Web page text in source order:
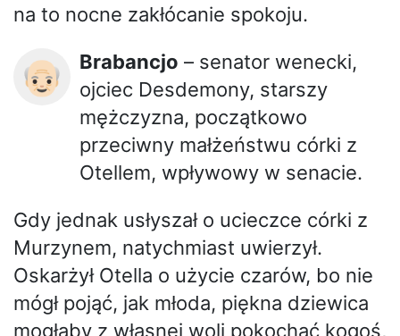
na to nocne zakłócanie spokoju.
👴🏻 Brabancjo – senator wenecki,
ojciec Desdemony, starszy
mężczyzna, początkowo
przeciwny małżeństwu córki z
Otellem, wpływowy w senacie.
Gdy jednak usłyszał o ucieczce córki z
Murzynem, natychmiast uwierzył.
Oskarżył Otella o użycie czarów, bo nie
mógł pojąć, jak młoda, piękna dziewica
mogłaby z własnej woli pokochać kogoś,